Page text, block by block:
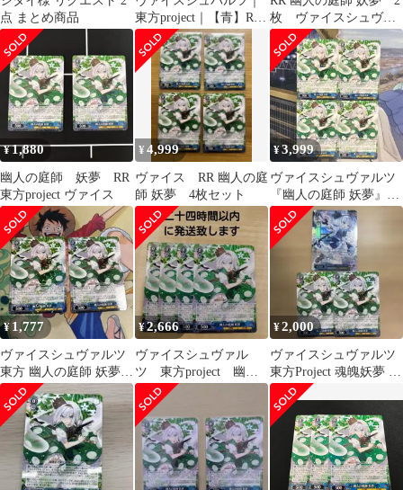
点 まとめ商品
東方project｜【青】RR
& R カード《まとめ売
り》
枚 ヴァイスシュヴァ
ルツ 東方
¥1,880
幽人の庭師 妖夢 RR
東方project ヴァイス
¥4,999
ヴァイス RR 幽人の庭
師 妖夢 4枚セット
¥3,999
ヴァイスシュヴァルツ
『幽人の庭師 妖夢』東
方Project RR4枚セット
¥ 1,777
ヴァイスシュヴァルツ
東方 幽人の庭師 妖夢
RR2枚セット
¥2,666
ヴァイスシュヴァル
ツ 東方project 幽人
の庭師 妖夢 rr 四枚
セット
¥2,000
ヴァイスシュヴァルツ
東方Project 魂魄妖夢 3
枚セット SR☆☆ RR